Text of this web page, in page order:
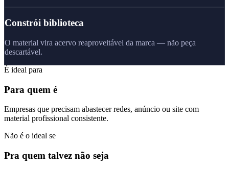
Constrói biblioteca
O material vira acervo reaproveitável da marca — não peça
descartável.
É ideal para
Para quem é
Empresas que precisam abastecer redes, anúncio ou site com
material profissional consistente.
Não é o ideal se
Pra quem talvez não seja